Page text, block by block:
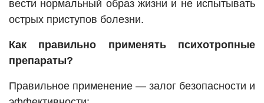
вести нормальный образ жизни и не испытывать
острых приступов болезни.
Как правильно применять психотропные
препараты?
Правильное применение — залог безопасности и